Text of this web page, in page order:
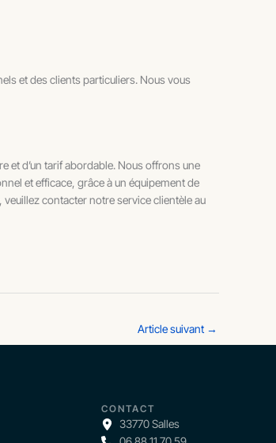
et des clients particuliers. Nous vous
et d’un tarif abordable. Nous offrons une
et efficace, grâce à un équipement de
contacter notre service clientèle au
Article suivant →
CONTACT
33770 Salles